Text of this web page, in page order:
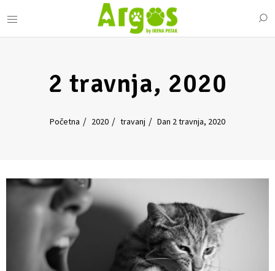
2 travnja, 2020
Početna 2020 travanj Dan 2 travnja, 2020